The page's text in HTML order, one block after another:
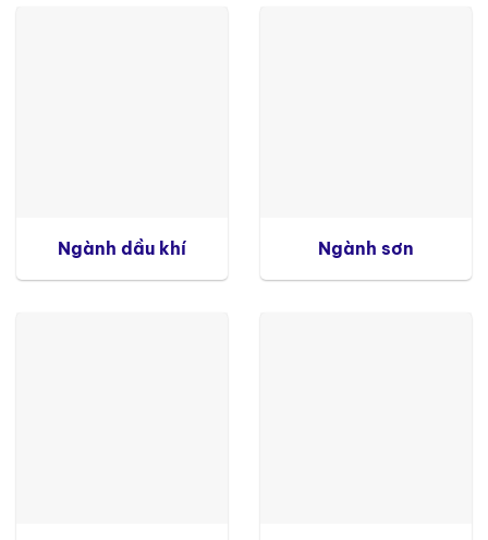
Ngành dầu khí Ngành sơn